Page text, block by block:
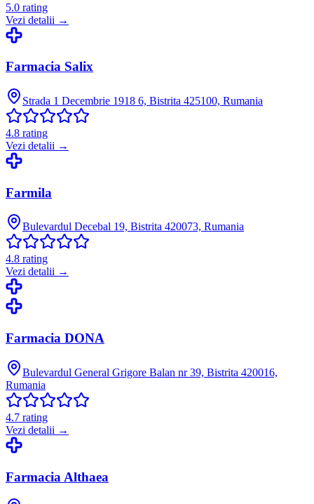
5.0 rating
Vezi detalii →
Farmacia Salix
Strada 1 Decembrie 1918 6, Bistrita 425100, Rumania
4.8 rating
Vezi detalii →
Farmila
Bulevardul Decebal 19, Bistrita 420073, Rumania
4.8 rating
Vezi detalii →
Farmacia DONA
Bulevardul General Grigore Balan nr 39, Bistrita 420016,
Rumania
4.7 rating
Vezi detalii →
Farmacia Althaea